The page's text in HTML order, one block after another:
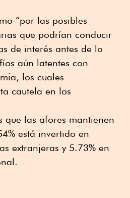
“por las posibles
que podrían conducir
de interés antes de lo
aún latentes con
los cuales
cautela en los
que las afores mantienen
está invertido en
extranjeras y 5.73% en